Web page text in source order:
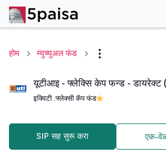
होम म्युच्युअल फंड
यूटीआइ - फ्लेक्सि केप फन्ड - डायरेक्ट
इक्विटी .फ्लेक्सी कॅप फंड
SIP सह सुरू करा एक-